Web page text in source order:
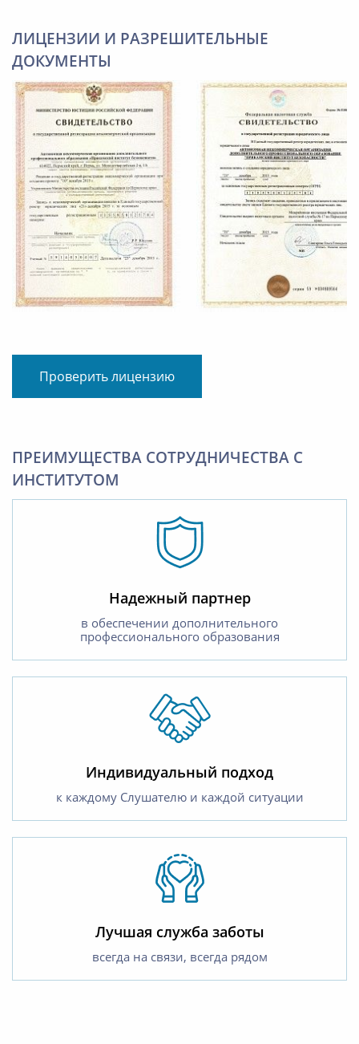
ЛИЦЕНЗИИ И РАЗРЕШИТЕЛЬНЫЕ
ДОКУМЕНТЫ
Проверить лицензию
ПРЕИМУЩЕСТВА СОТРУДНИЧЕСТВА С
ИНСТИТУТОМ
Надежный партнер
в обеспечении дополнительного
профессионального образования
Индивидуальный подход
к каждому Слушателю и каждой ситуации
Лучшая служба заботы
всегда на связи, всегда рядом